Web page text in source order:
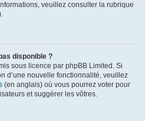
veuillez consulter la rubrique
disponible ?
sous licence par phpBB Limited. Si
d’une nouvelle fonctionnalité, veuillez
(en anglais) où vous pourrez voter pour
et suggérer les vôtres.